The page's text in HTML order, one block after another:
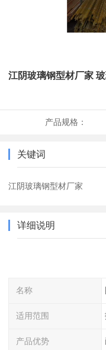
江阴玻璃钢型材厂家
产品规格：
关键词
江阴玻璃钢型材厂家
详细说明
名称
适用范围
产品优势